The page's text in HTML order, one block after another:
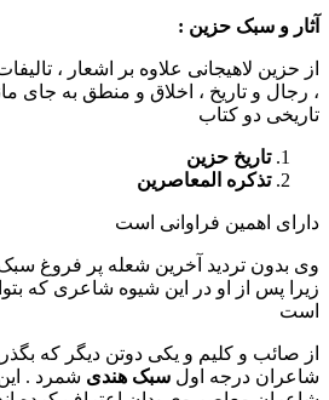
آثار و سبک حزین :
از حزین لاهیجانی علاوه بر اشعار ،
، رجال و تاریخ ، اخلاق و منطق به جای
تاریخی دو کتاب
تاریخ حزین
تذکره المعاصرین
دارای اهمین فراوانی است
وی بدون تردید آخرین شعله پر فروغ
زیرا پس از او در این شیوه شاعری که
است
از صائب و کلیم و یکی دوتن دیگر که
شاعران درجه اول سبک هندی شمرد .